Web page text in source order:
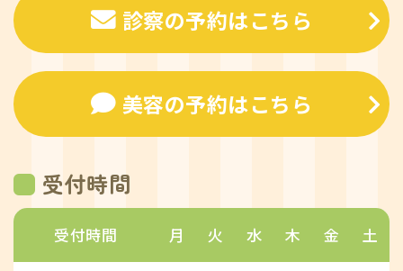
診察の予約はこちら
美容の予約はこちら
受付時間
受付時間 月 火 水 木 金 土